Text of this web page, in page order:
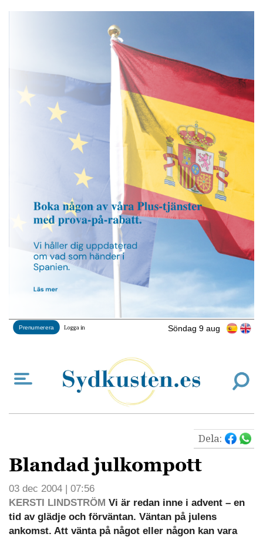
Söndag 9 aug
Prenumerera Logga in
Dela:
Blandad julkompott
03 dec 2004 | 07:56
KERSTI LINDSTRÖM Vi är redan inne i advent – en
tid av glädje och förväntan. Väntan på julens
ankomst. Att vänta på något eller någon kan vara